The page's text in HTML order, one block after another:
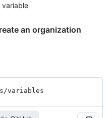
variable
an organization
/variables